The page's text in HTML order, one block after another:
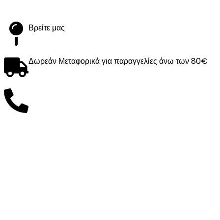
Βρείτε μας
Δωρεάν Μεταφορικά για παραγγελίες άνω των 80€